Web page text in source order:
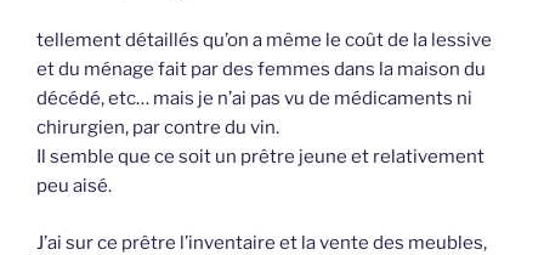
tellement détaillés qu’on a même le coût de la lessive
et du ménage fait par des femmes dans la maison du
décédé, etc… mais je n’ai pas vu de médicaments ni
chirurgien, par contre du vin.
Il semble que ce soit un prêtre jeune et relativement
peu aisé.
J’ai sur ce prêtre l’inventaire et la vente des meubles,